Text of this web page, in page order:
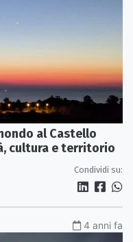
al Castello
cultura e territorio
Condividi su:
4 anni fa